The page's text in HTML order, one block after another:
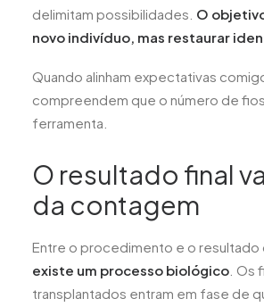
delimitam possibilidades. O
novo indivíduo, mas restaurar
Quando alinham expectativas
compreendem que o número de
ferramenta.
O resultado final
da contagem
Entre o procedimento e o resultado
existe um processo biológico . Os
transplantados entram em fase de